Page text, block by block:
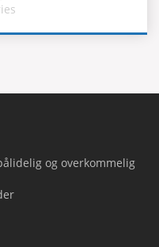
og overkommelig